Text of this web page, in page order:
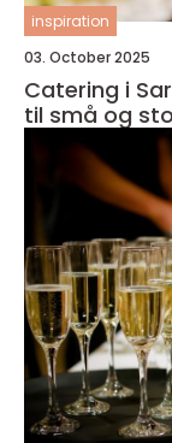
inspiration
03. October 2025
Catering i
til små og